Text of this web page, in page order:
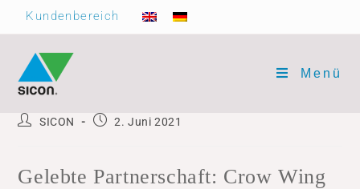
Kundenbereich
Menü
SICON 2. Juni 2021
Gelebte Partnerschaft: Crow Wing